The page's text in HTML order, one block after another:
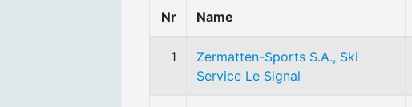
Nr Name
1
Zermatten-Sports S.A., Ski
Service Le Signal